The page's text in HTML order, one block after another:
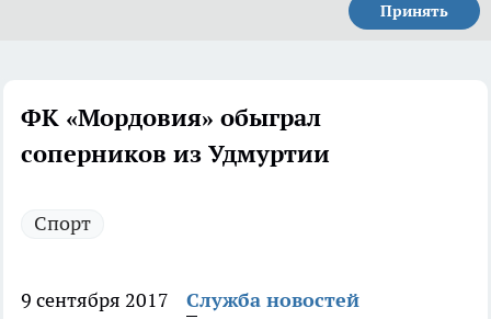
Принять
ФК «Мордовия» обыграл
соперников из Удмуртии
Спорт
9 сентября 2017 Служба новостей